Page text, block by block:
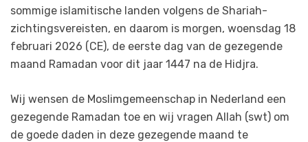
sommige islamitische landen volgens de Shariah-
zichtingsvereisten, en daarom is morgen, woensdag 18
februari 2026 (CE), de eerste dag van de gezegende
maand Ramadan voor dit jaar 1447 na de Hidjra.
Wij wensen de Moslimgemeenschap in Nederland een
gezegende Ramadan toe en wij vragen Allah (swt) om
de goede daden in deze gezegende maand te